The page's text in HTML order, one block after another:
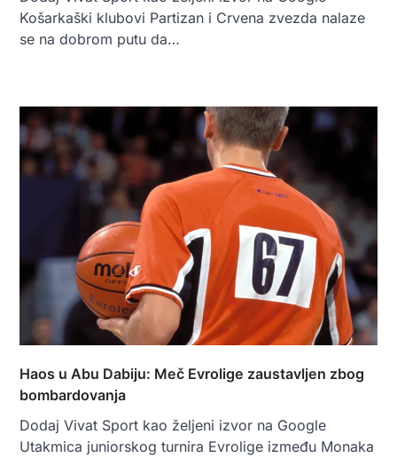
Košarkaški klubovi Partizan i Crvena zvezda nalaze
se na dobrom putu da…
Haos u Abu Dabiju: Meč Evrolige zaustavljen zbog
bombardovanja
Dodaj Vivat Sport kao željeni izvor na Google
Utakmica juniorskog turnira Evrolige između Monaka